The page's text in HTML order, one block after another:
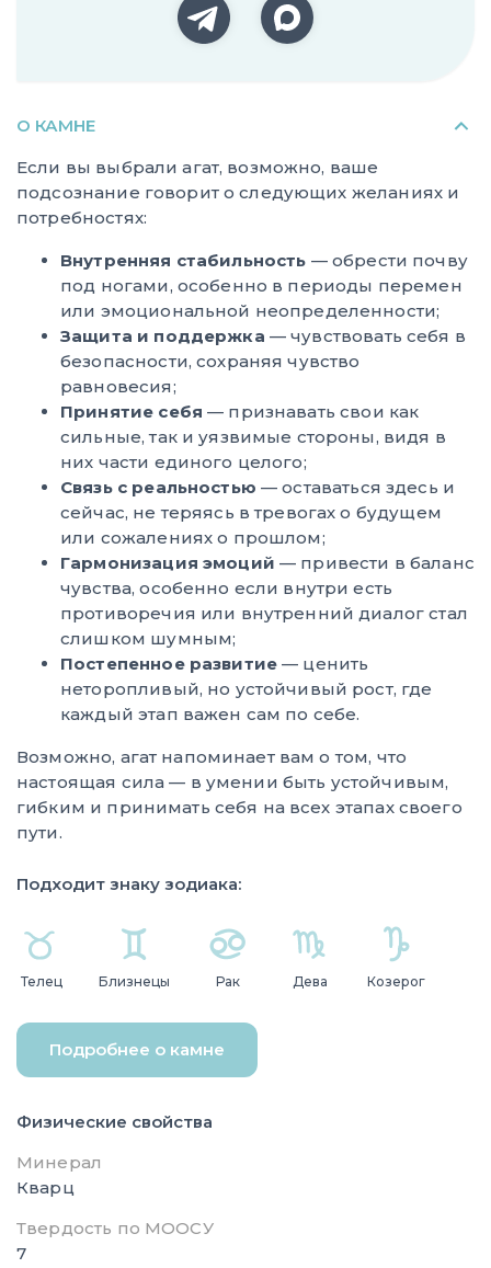
О КАМНЕ
Если вы выбрали агат, возможно, ваше
подсознание говорит о следующих желаниях и
потребностях:
Внутренняя стабильность — обрести почву
под ногами, особенно в периоды перемен
или эмоциональной неопределенности;
Защита и поддержка — чувствовать себя в
безопасности, сохраняя чувство
равновесия;
Принятие себя — признавать свои как
сильные, так и уязвимые стороны, видя в
них части единого целого;
Связь с реальностью — оставаться здесь и
сейчас, не теряясь в тревогах о будущем
или сожалениях о прошлом;
Гармонизация эмоций — привести в баланс
чувства, особенно если внутри есть
противоречия или внутренний диалог стал
слишком шумным;
Постепенное развитие — ценить
неторопливый, но устойчивый рост, где
каждый этап важен сам по себе.
Возможно, агат напоминает вам о том, что
настоящая сила — в умении быть устойчивым,
гибким и принимать себя на всех этапах своего
пути.
Подходит знаку зодиака:
Телец Близнецы Рак Дева Козерог
Подробнее о камне
Физические свойства
Минерал
Кварц
Твердость по МООСУ
7